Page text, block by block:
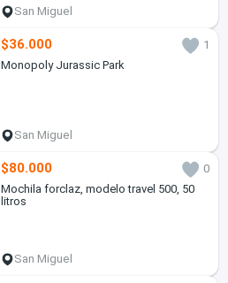
San Miguel
$36.000
1
Monopoly Jurassic Park
San Miguel
$80.000
0
Mochila forclaz, modelo travel 500, 50
litros
San Miguel